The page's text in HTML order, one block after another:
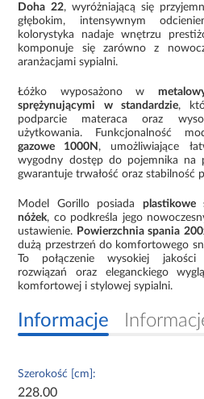
Doha 22, wyróżniającą się
głębokim, intensywnym
kolorystyka nadaje wnętrzu
komponuje się zarówno z
aranżacjami sypialni.
Łóżko wyposażono w
sprężynującymi w standardzie,
podparcie materaca oraz
użytkowania. Funkcjonalność
gazowe 1000N , umożliwiające
wygodny dostęp do pojemnika na
gwarantuje trwałość oraz stabilność
Model Gorillo posiada plastikowe
nóżek, co podkreśla jego
ustawienie. Powierzchnia spania
dużą przestrzeń do komfortowego
To połączenie wysokiej jakości
rozwiązań oraz eleganckiego
komfortowej i stylowej sypialni.
Informacje
Szerokość [cm]:
228.00